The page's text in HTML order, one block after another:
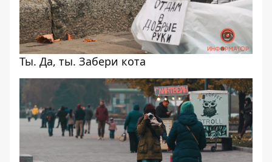
Ты. Да, ты. Забери кота